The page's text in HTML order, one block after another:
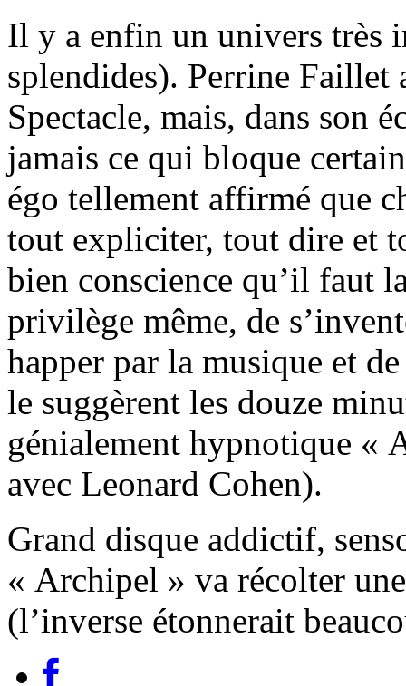
Il y a enfin un univers très
splendides). Perrine Faillet
Spectacle, mais, dans son
jamais ce qui bloque
égo tellement affirmé que
tout expliciter, tout dire et
bien conscience qu’il faut
privilège même, de
happer par la musique et
le suggèrent les douze
génialement hypnotique «
avec Leonard Cohen).
Grand disque addictif,
« Archipel » va récolter
(l’inverse étonnerait